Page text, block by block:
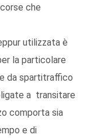
che
utilizzata è
la particolare
da spartitraffico
a transitare
comporta sia
e di